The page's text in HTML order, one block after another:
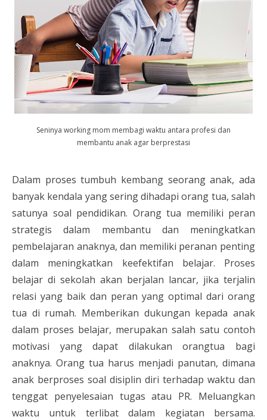
Seninya working mom membagi waktu antara profesi dan
membantu anak agar berprestasi
Dalam proses tumbuh kembang seorang anak, ada
banyak kendala yang sering dihadapi orang tua, salah
satunya soal pendidikan. Orang tua memiliki peran
strategis dalam membantu dan meningkatkan
pembelajaran anaknya, dan memiliki peranan penting
dalam meningkatkan keefektifan belajar. Proses
belajar di sekolah akan berjalan lancar, jika terjalin
relasi yang baik dan peran yang optimal dari orang
tua di rumah. Memberikan dukungan kepada anak
dalam proses belajar, merupakan salah satu contoh
motivasi yang dapat dilakukan orangtua bagi
anaknya. Orang tua harus menjadi panutan, dimana
anak berproses soal disiplin diri terhadap waktu dan
tenggat penyelesaian tugas atau PR. Meluangkan
waktu untuk terlibat dalam kegiatan bersama.